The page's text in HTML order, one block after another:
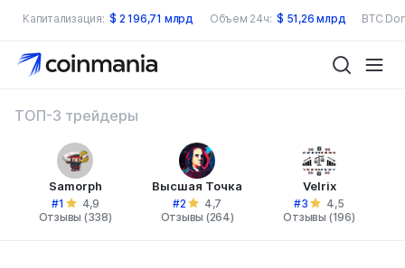
Капитализация: $ 2 196,71 млрд Объем 24ч: $ 51,26 млрд BTC
ТОП-3 трейдеры
Samorph
#1
4,9
Отзывы (338)
Высшая Точка
#2
4,7
Отзывы (264)
Velrix
#3
4,5
Отзывы (196)